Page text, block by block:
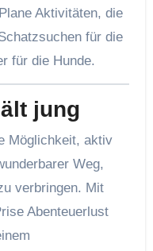
Plane Aktivitäten, die
für die
für die Hunde.
jung
Möglichkeit, aktiv
Weg,
verbringen. Mit
Abenteuerlust